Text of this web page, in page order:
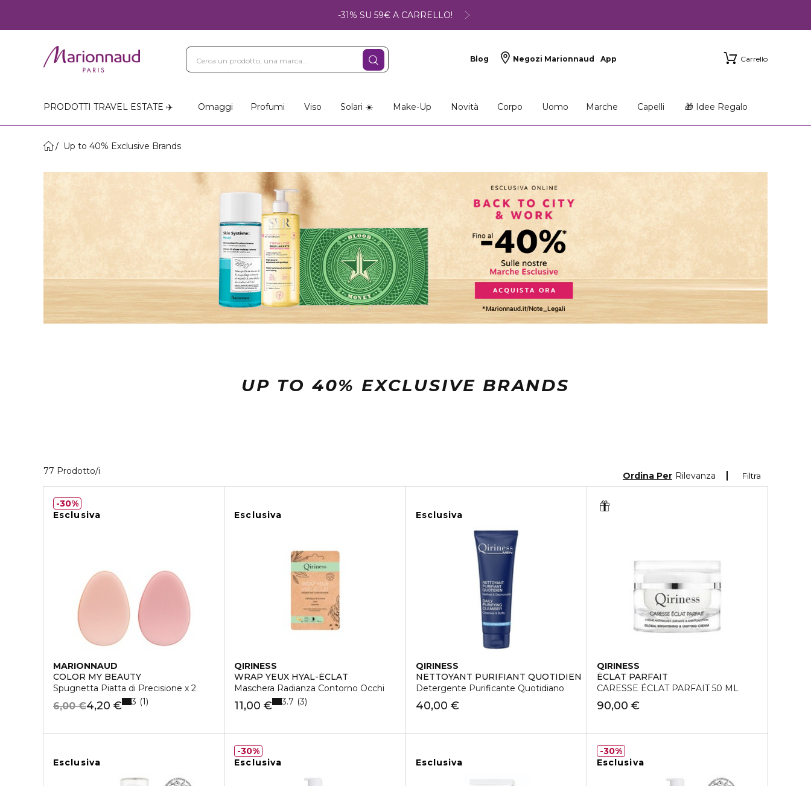
-31% SU 59€ A CARRELLO!
Blog Negozi Marionnaud App Carrello
PRODOTTI TRAVEL ESTATE ✈️ Omaggi Profumi Viso Solari ☀️ Make-Up Novità Corpo Uomo Marche Capelli 🎁 Idee Regalo
Up to 40% Exclusive Brands
UP TO 40% EXCLUSIVE BRANDS
77 Prodotto/i Filtra
Ordina Per Rilevanza
Esclusiva
MARIONNAUD
COLOR MY BEAUTY
Spugnetta Piatta di Precisione x 2
4,20 €
6,00 € 3 1
30%
Esclusiva
QIRINESS
WRAP YEUX HYAL-ÉCLAT
Maschera Radianza Contorno Occhi
11,00 € 3.7 3
Esclusiva
QIRINESS
NETTOYANT PURIFIANT QUOTIDIEN
Detergente Purificante Quotidiano
40,00 €
QIRINESS
ÉCLAT PARFAIT
CARESSE ÉCLAT PARFAIT 50 ML
90,00 €
Esclusiva Esclusiva
30%
Esclusiva
Esclusiva
30%